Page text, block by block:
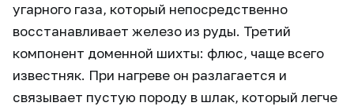
угарного газа, который непосредственно
восстанавливает железо из руды. Третий
компонент доменной шихты: флюс, чаще всего
известняк. При нагреве он разлагается и
связывает пустую породу в шлак, который легче